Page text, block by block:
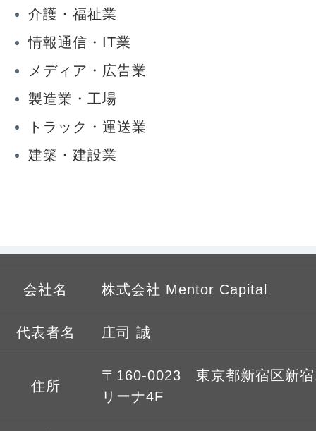
介護・福祉業
情報通信・IT業
メディア・広告業
製造業・工場
トラック・運送業
建築・建設業
会社名 株式会社 Mentor Capital
代表者名 庄司 誠
住所
〒160-0023 東京都新宿区新
リーナ4F